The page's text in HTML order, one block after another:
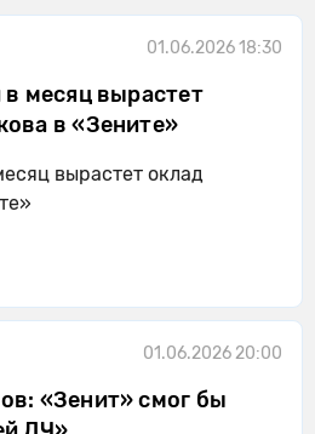
01.06.2026 18:30
месяц вырастет
в «Зените»
вырастет оклад
01.06.2026 20:00
«Зенит» смог бы